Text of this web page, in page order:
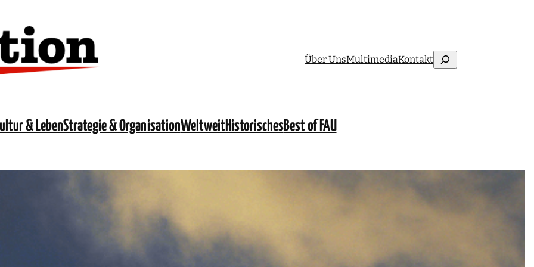
Über UnsMultimediaKontaktSuchen
& LebenStrategie & OrganisationWeltweitHistorischesBest of FAU